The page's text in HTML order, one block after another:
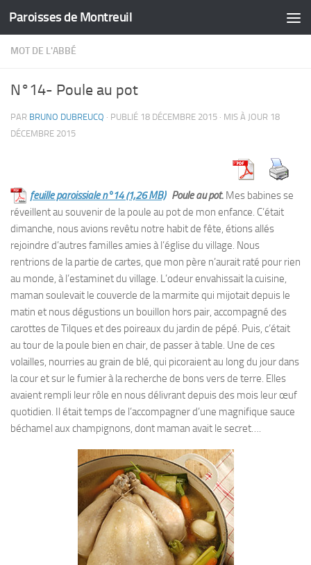
Skip to content
Paroisses de Montreuil
MOT DE L'ABBÉ
N°14- Poule au pot
PAR BRUNO DUBREUCQ · PUBLIÉ 18 DÉCEMBRE 2015 · MIS À JOUR 18
DÉCEMBRE 2015
feuille paroissiale n°14 Poule au pot. Mes babines se
réveillent au souvenir de la poule au pot de mon enfance. C’était
dimanche, nous avions revêtu notre habit de fête, étions allés
rejoindre d’autres familles amies à l’église du village. Nous
rentrions de la partie de cartes, que mon père n’aurait raté pour rien
au monde, à l’estaminet du village. L’odeur envahissait la cuisine,
maman soulevait le couvercle de la marmite qui mijotait depuis le
matin et nous dégustions un bouillon hors pair, accompagné des
carottes de Tilques et des poireaux du jardin de pépé. Puis, c’était
au tour de la poule bien en chair, de passer à table. Une de ces
volailles, nourries au grain de blé, qui picoraient au long du jour dans
la cour et sur le fumier à la recherche de bons vers de terre. Elles
avaient rempli leur rôle en nous délivrant depuis des mois leur œuf
quotidien. Il était temps de l’accompagner d’une magnifique sauce
béchamel aux champignons, dont maman avait le secret….